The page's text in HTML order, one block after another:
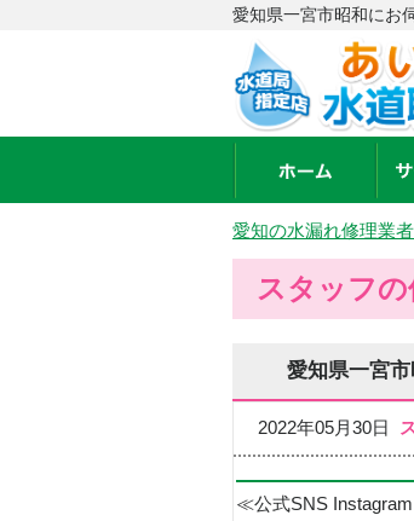
愛知県一宮市昭和にお
愛知の水漏れ修理業
スタッフ
愛知県一宮
2022年05月30日
≪公式SNS